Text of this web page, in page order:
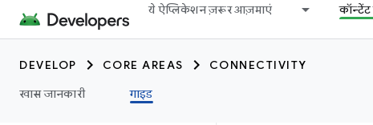
ये ऐप्लिकेशन ज़रूर आज़माएं कॉन्टेंट
DEVELOP CORE AREAS
CONNECTIVITY
खास जानकारी
गाइड